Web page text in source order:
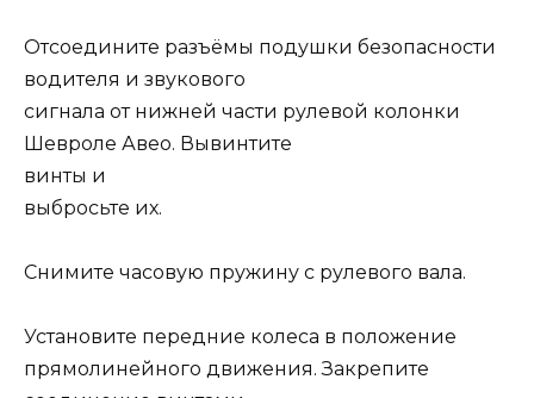
Отсоедините разъёмы подушки безопасности
водителя и звукового
сигнала от нижней части рулевой колонки
Шевроле Авео. Вывинтите
винты и
выбросьте их.
Снимите часовую пружину с рулевого вала.
Установите передние колеса в положение
прямолинейного движения. Закрепите